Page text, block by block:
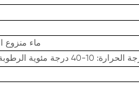
ماء منزوع
10-40 درجة مئوية الرطوبة10-90